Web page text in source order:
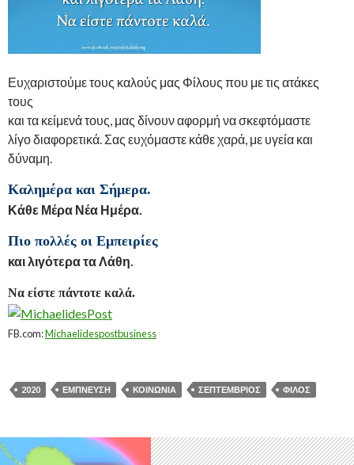
Ευχαριστούμε τους καλούς μας Φίλους που με τις ατάκες
τους
και τα κείμενά τους, μας δίνουν αφορμή να σκεφτόμαστε
λίγο διαφορετικά. Σας ευχόμαστε κάθε χαρά, με υγεία και
δύναμη.
Καλημέρα και Σήμερα.
Κάθε Μέρα Νέα Ημέρα.
Πιο πολλές οι Εμπειρίες
και λιγότερα τα Λάθη.
Να είστε πάντοτε καλά.
FB.com:Michaelidespostbusiness
2020 ΈΜΠΝΕΥΣΗ ΚΟΙΝΩΝΊΑ ΣΕΠΤΈΜΒΡΙΟΣ ΦΊΛΟΣ